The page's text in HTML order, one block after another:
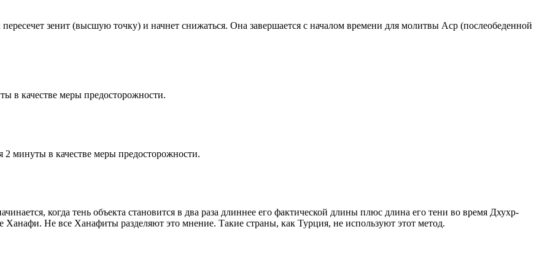
зенит (высшую точку) и начнет снижаться. Она завершается с началом времени для молитвы Аср (послеобеденной
в качестве меры предосторожности.
минуты в качестве меры предосторожности.
когда тень объекта становится в два раза длиннее его фактической длины плюс длина его тени во время Дхухр-
Ханафи. Не все Ханафиты разделяют это мнение. Такие страны, как Турция, не используют этот метод.